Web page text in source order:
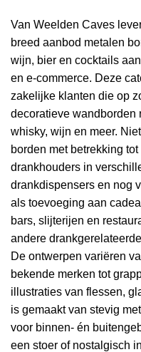
Van Weelden Caves
breed aanbod metalen
wijn, bier en cocktails
en e-commerce. Deze
zakelijke klanten die op
decoratieve wandborden
whisky, wijn en meer.
borden met betrekking
drankhouders in
drankdispensers en nog
als toevoeging aan
bars, slijterijen en
andere
De ontwerpen variëren
bekende merken tot
illustraties van flessen,
is gemaakt van stevig
voor binnen- én
een stoer of nostalgisch